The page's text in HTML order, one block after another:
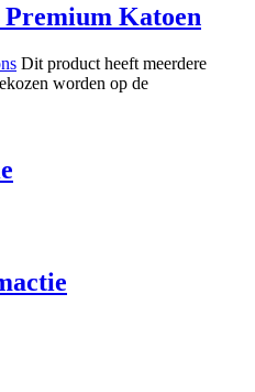
Katoen
Dit product heeft meerdere
worden op de